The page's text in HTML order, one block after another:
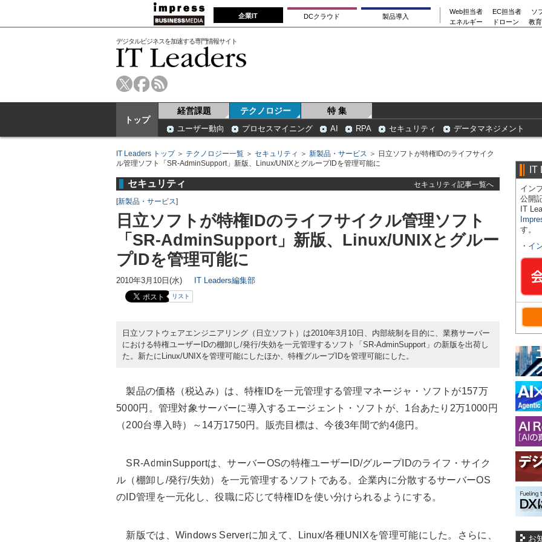
企業IT DCクラウド 製品導入
Web担当者 EC担当者
ソ
エネルギー
ドローン 教
デジタルビジネスを加速する専門情報サイト
トップ
経営課題 テクノロジー 特 集
ユーザー動向 プロセスマイニング AI RPA セキュリティ データマネジメント
IT Leaders トップ＞ テクノロジー一覧 ＞ セキュリティ ＞ 新製品・サービス ＞ 日立ソフトが特権IDのライフサイク
ル管理ソフト「SR-AdminSupport」新版、Linux/UNIXとグループIDを管理可能に
セキュリティ
セキュリティ記事一覧へ
[新製品・サービス]
日立ソフトが特権IDのライフサイクル管理ソフト
「SR-AdminSupport」新版、Linux/UNIXとグルー
プIDを管理可能に
2010年3月10日(水) IT Leaders編集部
リスト
日立ソフトウェアエンジニアリング（日立ソフト）は2010年3月10日、内部統制を目的に、業務サーバー
における特権ユーザーIDの棚卸し/発行/失効を一元管理するソフト「SR-AdminSupport」の新版を出荷し
た。新たにLinux/UNIXを管理可能にしたほか、特権グループIDを管理可能にした。
製品の価格（税込み）は、特権IDを一元管理する管理マネージャ・ソフトが157万
5000円。管理対象サーバーに導入するエージェント・ソフトが、1台あたり2万1000円
（200台導入時）～14万1750円。販売目標は、今後3年間で約4億円。
SR-AdminSupportは、サーバーOSの特権ユーザーID/グループIDのライフ・サイク
ル（棚卸し/発行/失効）を一元管理するソフトである。企業内に分散するサーバーOS
のID管理を一元化し、役職に応じて特権IDを使い分けられるようにする。
新版では、Windows Serverに加えて、Linux/各種UNIXを管理可能にした。さらに、
IT
イン
公開
IT
す。
・ イ
お